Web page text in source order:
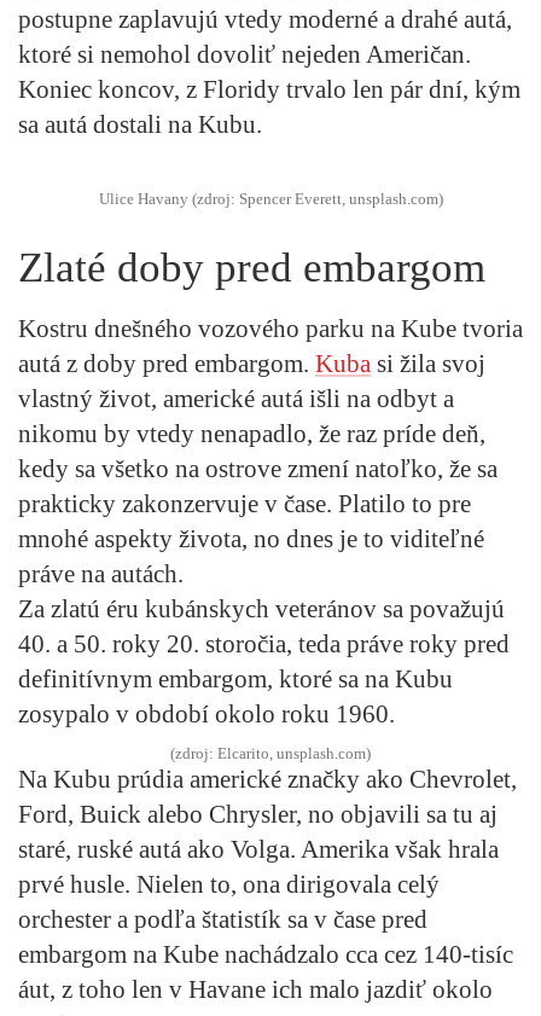
postupne zaplavujú vtedy moderné a drahé autá,
ktoré si nemohol dovoliť nejeden Američan.
Koniec koncov, z Floridy trvalo len pár dní, kým
sa autá dostali na Kubu.
Ulice Havany (zdroj: Spencer Everett, unsplash.com)
Zlaté doby pred embargom
Kostru dnešného vozového parku na Kube tvoria
autá z doby pred embargom. Kuba si žila svoj
vlastný život, americké autá išli na odbyt a
nikomu by vtedy nenapadlo, že raz príde deň,
kedy sa všetko na ostrove zmení natoľko, že sa
prakticky zakonzervuje v čase. Platilo to pre
mnohé aspekty života, no dnes je to viditeľné
práve na autách.
Za zlatú éru kubánskych veteránov sa považujú
40. a 50. roky 20. storočia, teda práve roky pred
definitívnym embargom, ktoré sa na Kubu
zosypalo v období okolo roku 1960.
(zdroj: Elcarito, unsplash.com)
Na Kubu prúdia americké značky ako Chevrolet,
Ford, Buick alebo Chrysler, no objavili sa tu aj
staré, ruské autá ako Volga. Amerika však hrala
prvé husle. Nielen to, ona dirigovala celý
orchester a podľa štatistík sa v čase pred
embargom na Kube nachádzalo cca cez 140-tisíc
áut, z toho len v Havane ich malo jazdiť okolo